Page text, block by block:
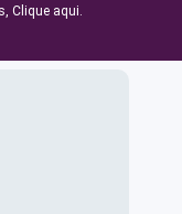
Clique aqui.